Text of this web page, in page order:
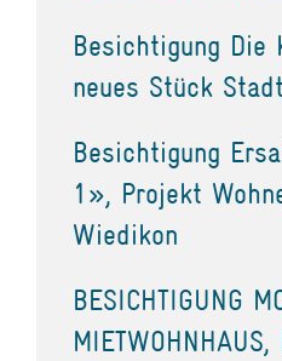
Besichtigung
neues Stück Stadt
Besichtigung
1», Projekt
Wiedikon
BESICHTIGUNG